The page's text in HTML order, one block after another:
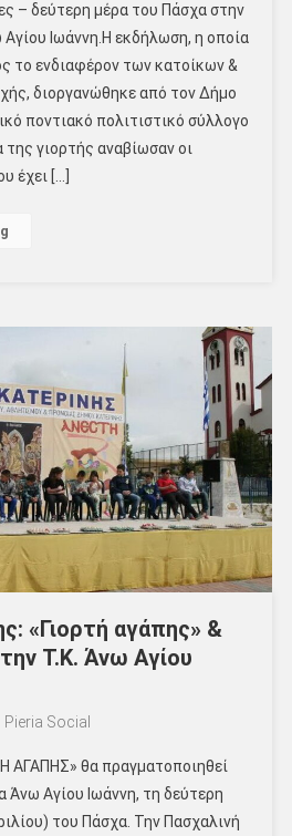
– δεύτερη μέρα του Πάσχα στην
Ιωάννη.Η εκδήλωση, η οποία
το ενδιαφέρον των κατοίκων &
διοργανώθηκε από τον Δήμο
ποντιακό πολιτιστικό σύλλογο
γιορτής αναβίωσαν οι
έχει […]
«Γιορτή αγάπης» &
Τ.Κ. Άνω Αγίου
Pieria Social
ΑΓΑΠΗΣ» θα πραγματοποιηθεί
Άνω Αγίου Ιωάννη, τη δεύτερη
του Πάσχα. Την Πασχαλινή